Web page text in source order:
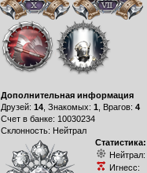
Дополнительная информация
Друзей: 14, Знакомых: 1 , Врагов: 4
Счет в банке: 10030234
Склонность: Нейтрал
Статистика:
Нейтрал:
Игнесс: